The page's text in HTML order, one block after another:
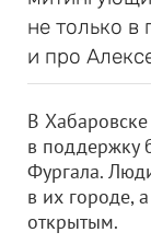
не только в
и про
В
в поддержку
Фургала.
в их городе,
открытым.